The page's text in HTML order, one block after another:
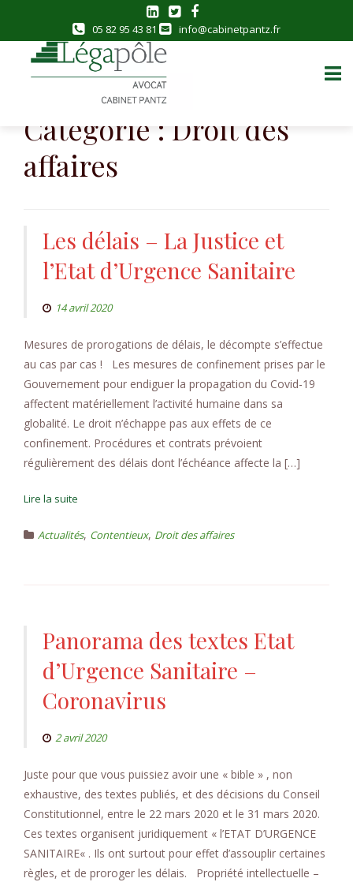
content
05 82 95 43 81 info@cabinetpantz.fr
Catégorie : Droit des
affaires
Les délais – La Justice et
l’Etat d’Urgence Sanitaire
14 avril 2020
Mesures de prorogations de délais, le décompte s’effectue
au cas par cas ! Les mesures de confinement prises par le
Gouvernement pour endiguer la propagation du Covid-19
affectent matériellement l’activité humaine dans sa
globalité. Le droit n’échappe pas aux effets de ce
confinement. Procédures et contrats prévoient
régulièrement des délais dont l’échéance affecte la […]
Lire la suite
Actualités, Contentieux, Droit des affaires
Panorama des textes Etat
d’Urgence Sanitaire –
Coronavirus
2 avril 2020
Juste pour que vous puissiez avoir une « bible » , non
exhaustive, des textes publiés, et des décisions du Conseil
Constitutionnel, entre le 22 mars 2020 et le 31 mars 2020.
Ces textes organisent juridiquement « l’ETAT D’URGENCE
SANITAIRE« . Ils ont surtout pour effet d’assouplir certaines
règles, et de proroger les délais. Propriété intellectuelle –